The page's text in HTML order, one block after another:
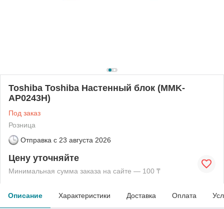
Toshiba Toshiba Настенный блок (MMK-
AP0243H)
Под заказ
Розница
Отправка с 23 августа 2026
Цену уточняйте
Минимальная сумма заказа на сайте — 100 ₸
Описание Характеристики Доставка Оплата